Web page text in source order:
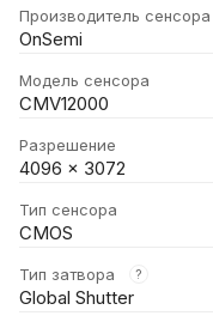
Производитель сенсора
OnSemi
Модель сенсора
CMV12000
Разрешение
4096 x 3072
Тип сенсора
CMOS
Тип затвора ?
Global Shutter